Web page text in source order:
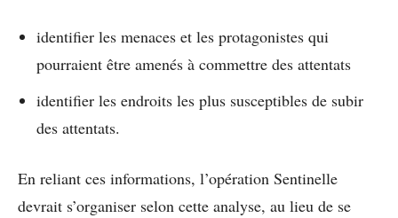
identifier les menaces et les protagonistes qui
pourraient être amenés à commettre des attentats
identifier les endroits les plus susceptibles de subir
des attentats.
En reliant ces informations, l’opération Sentinelle
devrait s’organiser selon cette analyse, au lieu de se